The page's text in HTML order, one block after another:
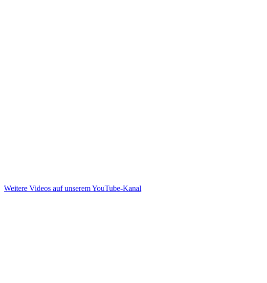
Weitere Videos auf unserem YouTube-Kanal